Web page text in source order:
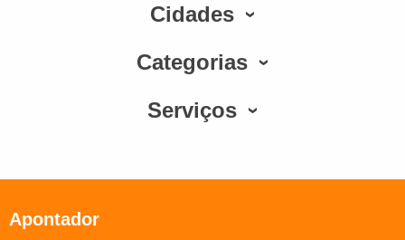
Cidades
Categorias
Serviços
Apontador